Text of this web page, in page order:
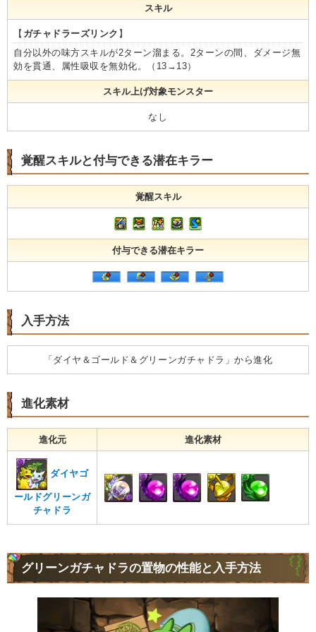
スキル
【 ガチャドラーズリンク 】
自分以外の味方スキルが2ターン溜まる。2ターンの間、ダメージ無
効を貫通、属性吸収を無効化。（13→13）
スキル上げ対象モンスター
なし
覚醒スキルと付与できる潜在キラー
覚醒スキル
付与できる潜在キラー
入手方法
「ダイヤ＆ゴールド＆グリーンガチャドラ」から進化
進化素材
進化元 進化素材
ダイヤゴ
ールドグリーンガ
チャドラ
グリーンガチャドラの置物の性能と入手方法